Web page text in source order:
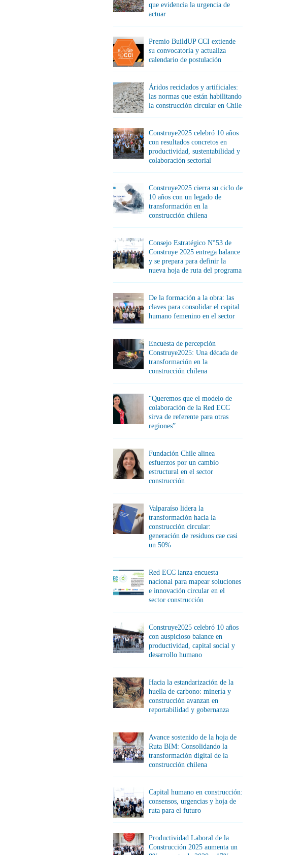
que evidencia la urgencia de
actuar
Premio BuildUP CCI extiende
su convocatoria y actualiza
calendario de postulación
Áridos reciclados y artificiales:
las normas que están habilitando
la construcción circular en Chile
Construye2025 celebró 10 años
con resultados concretos en
productividad, sustentabilidad y
colaboración sectorial
Construye2025 cierra su ciclo de
10 años con un legado de
transformación en la
construcción chilena
Consejo Estratégico N°53 de
Construye 2025 entrega balance
y se prepara para definir la
nueva hoja de ruta del programa
De la formación a la obra: las
claves para consolidar el capital
humano femenino en el sector
Encuesta de percepción
Construye2025: Una década de
transformación en la
construcción chilena
“Queremos que el modelo de
colaboración de la Red ECC
sirva de referente para otras
regiones”
Fundación Chile alinea
esfuerzos por un cambio
estructural en el sector
construcción
Valparaíso lidera la
transformación hacia la
construcción circular:
generación de residuos cae casi
un 50%
Red ECC lanza encuesta
nacional para mapear soluciones
e innovación circular en el
sector construcción
Construye2025 celebró 10 años
con auspicioso balance en
productividad, capital social y
desarrollo humano
Hacia la estandarización de la
huella de carbono: minería y
construcción avanzan en
reportabilidad y gobernanza
Avance sostenido de la hoja de
Ruta BIM: Consolidando la
transformación digital de la
construcción chilena
Capital humano en construcción:
consensos, urgencias y hoja de
ruta para el futuro
Productividad Laboral de la
Construcción 2025 aumenta un